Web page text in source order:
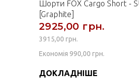
Шорти FOX Cargo Short -
[Graphite]
2925,00 грн.
3915,00 грн.
Економія 990,00 грн.
ДОКЛАДНІШЕ